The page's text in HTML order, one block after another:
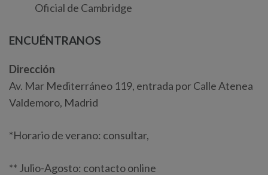
Oficial de Cambridge
ENCUÉNTRANOS
Dirección
Av. Mar Mediterráneo 119, entrada por Calle Atenea
Valdemoro, Madrid
*Horario de verano: consultar,
** Julio-Agosto: contacto online